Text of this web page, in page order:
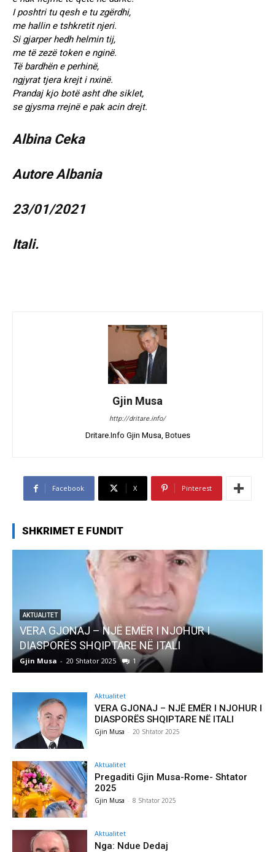
I poshtri tu qesh e tu zgërdhi,
me hallin e tshkretit njeri.
Si gjarper hedh helmin tij,
me të zezë token e nginë.
Të bardhën e perhinë,
ngjyrat tjera krejt i nxinë.
Prandaj kjo botë asht dhe siklet,
se gjysma rrejnë e pak acin drejt.
Albina Ceka
Autore Albania
23/01/2021
Itali.
Gjin Musa
http://dritare.info/
Dritare.Info Gjin Musa, Botues
Facebook X Pinterest
SHKRIMET E FUNDIT
AKTUALITET
Pregaditi Gjin Musa-Rome- Shtator 2025
Gjin Musa - 8 Shtator 2025 0
Aktualitet
VERA GJONAJ – NJË EMËR I NJOHUR I
DIASPORËS SHQIPTARE NË ITALI
Gjin Musa - 20 Shtator 2025
Aktualitet
Pregaditi Gjin Musa-Rome- Shtator
2025
Gjin Musa - 8 Shtator 2025
Aktualitet
Nga: Ndue Dedaj